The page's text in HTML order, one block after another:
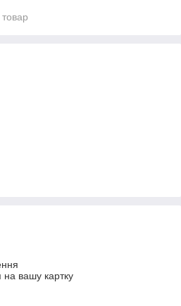
на вашу картку